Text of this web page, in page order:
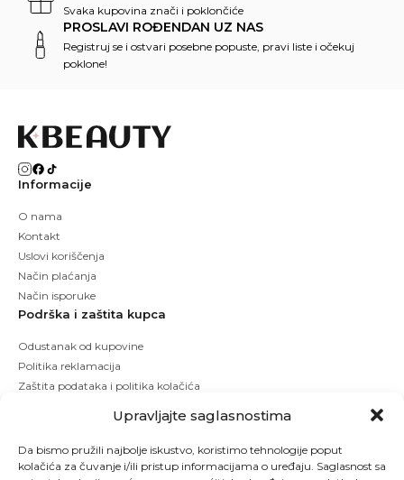
Upravljajte saglasnostima
Da bismo pružili najbolje iskustvo, koristimo tehnologije poput
kolačića za čuvanje i/ili pristup informacijama o uređaju. Saglasnost sa
Svaka kupovina znači i poklončiće
PROSLAVI ROĐENDAN UZ NAS
Registruj se i ostvari posebne popuste, pravi liste i očekuj
poklone!
Informacije
O nama
Kontakt
Uslovi koriščenja
Način plaćanja
Način isporuke
Podrška i zaštita kupca
Odustanak od kupovine
Politika reklamacija
Zaštita podataka i politika kolačića